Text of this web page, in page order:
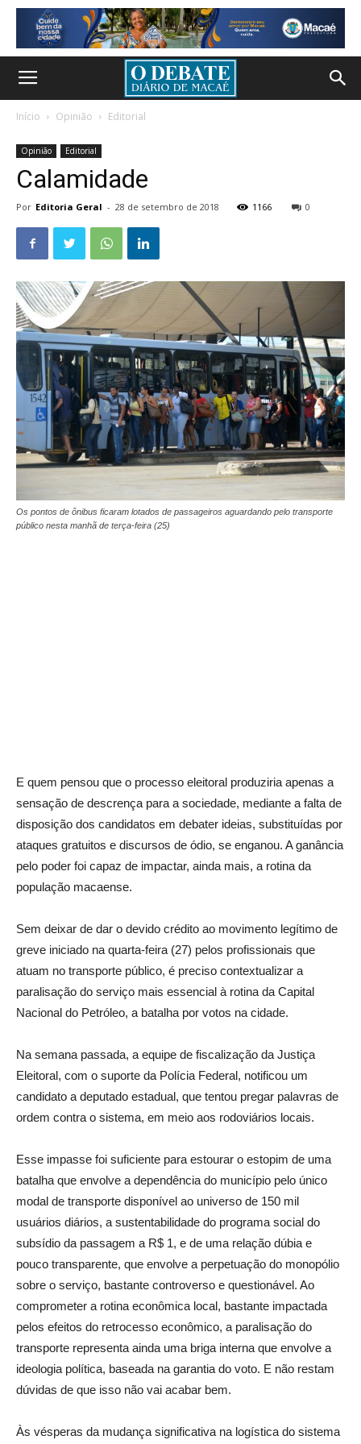
Início Opinião Editorial
Opinião Editorial
Calamidade
Por Editoria Geral - 28 de setembro de 2018 1166 0
Os pontos de ônibus ficaram lotados de passageiros aguardando pelo transporte
público nesta manhã de terça-feira (25)
E quem pensou que o processo eleitoral produziria apenas a
sensação de descrença para a sociedade, mediante a falta de
disposição dos candidatos em debater ideias, substituídas por
ataques gratuitos e discursos de ódio, se enganou. A ganância
pelo poder foi capaz de impactar, ainda mais, a rotina da
população macaense.
Sem deixar de dar o devido crédito ao movimento legítimo de
greve iniciado na quarta-feira (27) pelos profissionais que
atuam no transporte público, é preciso contextualizar a
paralisação do serviço mais essencial à rotina da Capital
Nacional do Petróleo, a batalha por votos na cidade.
Na semana passada, a equipe de fiscalização da Justiça
Eleitoral, com o suporte da Polícia Federal, notificou um
candidato a deputado estadual, que tentou pregar palavras de
ordem contra o sistema, em meio aos rodoviários locais.
Esse impasse foi suficiente para estourar o estopim de uma
batalha que envolve a dependência do município pelo único
modal de transporte disponível ao universo de 150 mil
usuários diários, a sustentabilidade do programa social do
subsídio da passagem a R$ 1, e de uma relação dúbia e
pouco transparente, que envolve a perpetuação do monopólio
sobre o serviço, bastante controverso e questionável. Ao
comprometer a rotina econômica local, bastante impactada
pelos efeitos do retrocesso econômico, a paralisação do
transporte representa ainda uma briga interna que envolve a
ideologia política, baseada na garantia do voto. E não restam
dúvidas de que isso não vai acabar bem.
Às vésperas da mudança significativa na logística do sistema